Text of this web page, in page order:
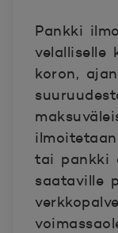
Pankki
velalliselle
koron,
tai pankki
saataville